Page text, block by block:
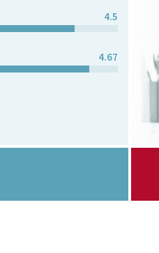
4.5
4.67